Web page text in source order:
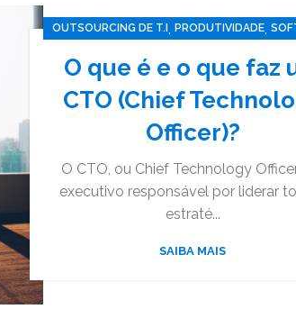
OUTSOURCING DE T.I ,PRODUTIVIDADE,
O que é e o que faz
CTO (Chief
Officer)?
O CTO, ou Chief Technology
executivo responsável por liderar
estraté...
SAIBA MAIS